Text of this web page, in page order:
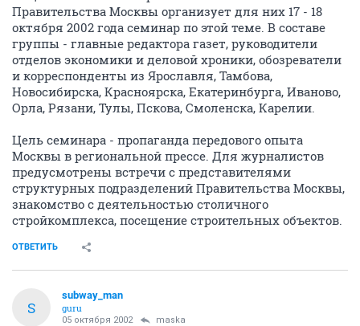
Правительства Москвы организует для них 17 - 18
октября 2002 года семинар по этой теме. В составе
группы - главные редактора газет, руководители
отделов экономики и деловой хроники, обозреватели
и корреспонденты из Ярославля, Тамбова,
Новосибирска, Красноярска, Екатеринбурга, Иваново,
Орла, Рязани, Тулы, Пскова, Смоленска, Карелии.
Цель семинара - пропаганда передового опыта
Москвы в региональной прессе. Для журналистов
предусмотрены встречи с представителями
структурных подразделений Правительства Москвы,
знакомство с деятельностью столичного
стройкомплекса, посещение строительных объектов.
ОТВЕТИТЬ
S
subway_man
guru
05 октября 2002 maska